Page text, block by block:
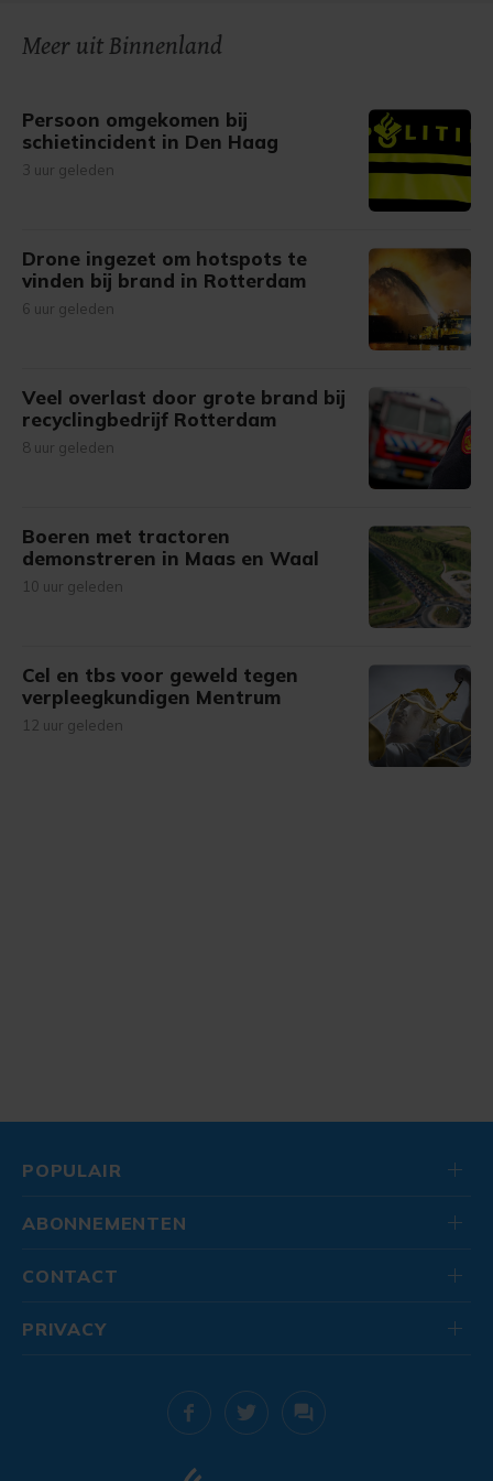
Meer uit Binnenland
Persoon omgekomen bij
schietincident in Den Haag
3 uur geleden
Drone ingezet om hotspots te
vinden bij brand in Rotterdam
6 uur geleden
Veel overlast door grote brand bij
recyclingbedrijf Rotterdam
8 uur geleden
Boeren met tractoren
demonstreren in Maas en Waal
10 uur geleden
Cel en tbs voor geweld tegen
verpleegkundigen Mentrum
12 uur geleden
POPULAIR
ABONNEMENTEN
CONTACT
PRIVACY